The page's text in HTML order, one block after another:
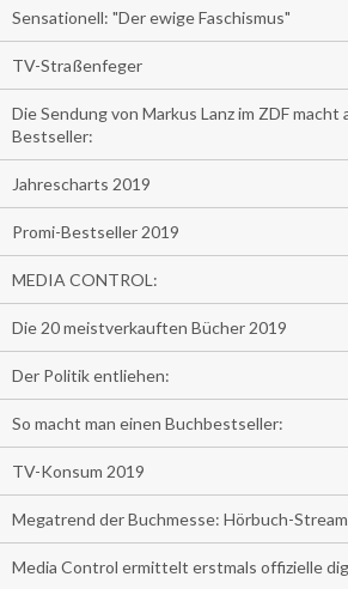
Sensationell: "Der ewige Faschismus"
TV-Straßenfeger
Die Sendung von Markus Lanz im ZDF macht
Bestseller:
Jahrescharts 2019
Promi-Bestseller 2019
MEDIA CONTROL:
Die 20 meistverkauften Bücher 2019
Der Politik entliehen:
So macht man einen Buchbestseller:
TV-Konsum 2019
Megatrend der Buchmesse: Hörbuch-
Media Control ermittelt erstmals offizielle